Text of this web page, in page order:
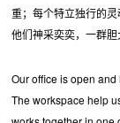
重；每个特立独行的灵
他们神采奕奕，一群胆
Our office is open
The workspace help